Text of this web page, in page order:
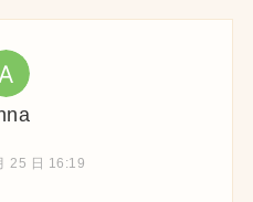
25 日 16:19